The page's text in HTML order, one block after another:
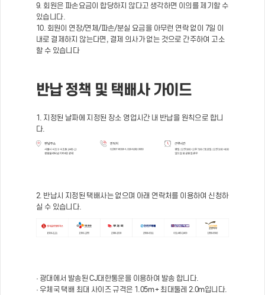
9. 회원은 파손요금이 합당하지 않다고 생각하면 이의를 제기할 수
있습니다.
10. 회원이 연장/연체/파손/분실 요금을 아무런 연락 없이 7일 이
내로 결제하지 않는다면, 결제 의사가 없는 것으로 간주하여 고소
할 수 있습니다
반납 정책 및 택배사 가이드
1. 지정된 날짜에 지정된 장소 영업시간 내 반납을 원칙으로 합니
다.
2. 반납시 지정된 택배사는 없으며 아래 연락처를 이용하여 신청하
실 수 있습니다.
· 광대에서 발송된 CJ대한통운을 이용하여 발송 합니다.
· 우체국 택배 최대 사이즈 규격은 1.05m + 최대둘레 2.0m입니다.